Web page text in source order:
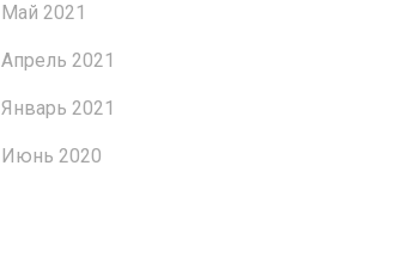
Май 2021
Апрель 2021
Январь 2021
Июнь 2020